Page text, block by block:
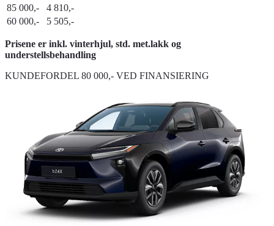
85 000,-
4 810,-
60 000,-
5 505,-
Prisene er inkl. vinterhjul, std. met.lakk og
understellsbehandling
KUNDEFORDEL 80 000,- VED FINANSIERING